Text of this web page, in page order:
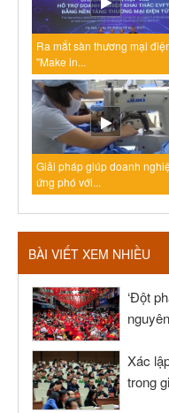
Ra mắt sàn thương mại
"Make in...
Giải pháp giúp doanh
ứng phó với...
BÀI VIẾT XEM NHIỀU
‘Đột
Xác
trong